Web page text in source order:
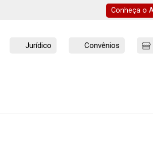
Conheça o
Jurídico Convênios